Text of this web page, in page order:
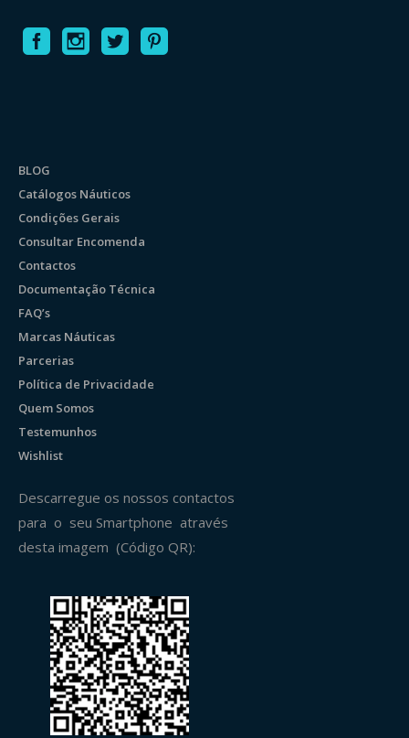
BLOG
Catálogos Náuticos
Condições Gerais
Consultar Encomenda
Contactos
Documentação Técnica
FAQ’s
Marcas Náuticas
Parcerias
Política de Privacidade
Quem Somos
Testemunhos
Wishlist
Descarregue os nossos contactos
para o seu Smartphone através
desta imagem (Código QR):